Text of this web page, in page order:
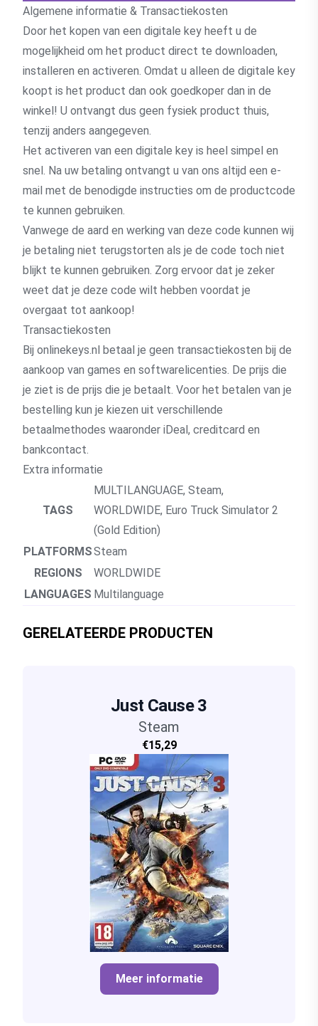
Algemene informatie & Transactiekosten
Door het kopen van een digitale key heeft u de
mogelijkheid om het product direct te downloaden,
installeren en activeren. Omdat u alleen de digitale key
koopt is het product dan ook goedkoper dan in de
winkel! U ontvangt dus geen fysiek product thuis,
tenzij anders aangegeven.
Het activeren van een digitale key is heel simpel en
snel. Na uw betaling ontvangt u van ons altijd een e-
mail met de benodigde instructies om de productcode
te kunnen gebruiken.
Vanwege de aard en werking van deze code kunnen wij
je betaling niet terugstorten als je de code toch niet
blijkt te kunnen gebruiken. Zorg ervoor dat je zeker
weet dat je deze code wilt hebben voordat je
overgaat tot aankoop!
Transactiekosten
Bij onlinekeys.nl betaal je geen transactiekosten bij de
aankoop van games en softwarelicenties. De prijs die
je ziet is de prijs die je betaalt. Voor het betalen van je
bestelling kun je kiezen uit verschillende
betaalmethodes waaronder iDeal, creditcard en
bankcontact.
Extra informatie
TAGS
MULTILANGUAGE, Steam,
WORLDWIDE, Euro Truck Simulator 2
(Gold Edition)
PLATFORMSSteam
REGIONS
WORLDWIDE
LANGUAGES Multilanguage
GERELATEERDE PRODUCTEN
Just Cause 3
Steam
€15,29
Meer informatie